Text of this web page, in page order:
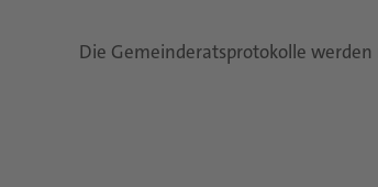
Die Gemeinderatsprotokolle